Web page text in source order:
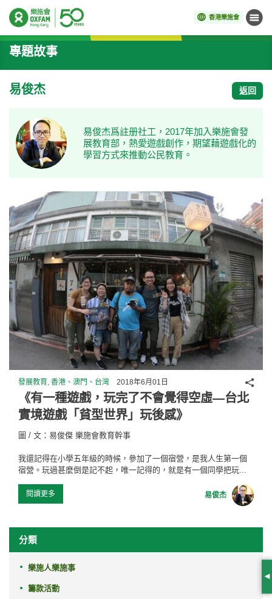
香港樂施會 目錄
開始主要內容
專題故事
易俊杰 返回
易俊杰爲註册社工，2017年加入樂施會發
展教育部，熱愛遊戲創作，期望藉遊戲化的
學習方式來推動公民教育。
發展教育, 香港、澳門、台灣 2018年6月01日
《有一種遊戲，玩完了不會覺得空虛—台北
實境遊戲「貧型世界」玩後感》
圖 / 文：易俊傑 樂施會教育幹事
我還記得在小學五年級的時候，參加了一個宿營，是我人生第一個
宿營。玩過甚麼倒是記不起，唯一記得的，就是有一個同學把玩...
閱讀更多 易俊杰
分享
分類
樂施人樂施事
籌款活動